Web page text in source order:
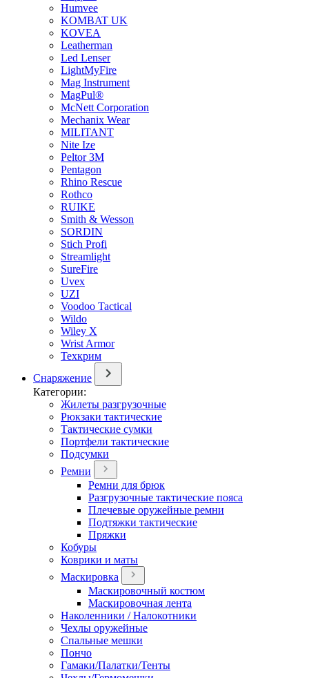
Humvee
KOMBAT UK
KOVEA
Leatherman
Led Lenser
LightMyFire
Mag Instrument
MagPul®
McNett Corporation
Mechanix Wear
MILITANT
Nite Ize
Peltor 3M
Pentagon
Rhino Rescue
Rothco
RUIKE
Smith & Wesson
SORDIN
Stich Profi
Streamlight
SureFire
Uvex
UZI
Voodoo Tactical
Wildo
Wiley X
Wrist Armor
Техкрим
Снаряжение
Категории:
Жилеты разгрузочные
Рюкзаки тактические
Тактические сумки
Портфели тактические
Подсумки
Ремни
Ремни для брюк
Разгрузочные тактические пояса
Плечевые оружейные ремни
Подтяжки тактические
Пряжки
Кобуры
Коврики и маты
Маскировка
Маскировочный костюм
Маскировочная лента
Наколенники / Налокотники
Чехлы оружейные
Спальные мешки
Пончо
Гамаки/Палатки/Тенты